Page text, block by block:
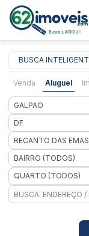
BUSCA
Venda Aluguel
GALPAO
DF
RECANTO DAS EMAS
BAIRRO (TODOS)
QUARTO (TODOS)